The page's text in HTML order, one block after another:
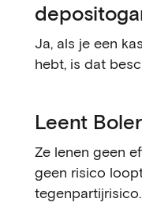
Ja, als je een
hebt, is dat
Leent
Ze lenen geen
geen risico
tegenpartijrisico.